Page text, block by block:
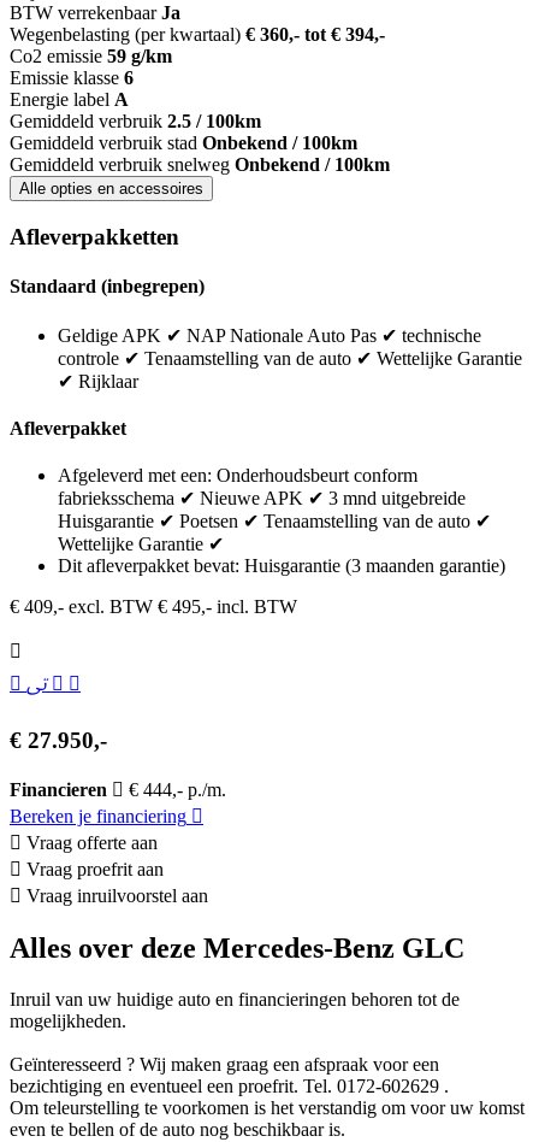
BTW verrekenbaar Ja
Wegenbelasting (per kwartaal) € 360,- tot € 394,-
Co2 emissie 59 g/km
Emissie klasse 6
Energie label A
Gemiddeld verbruik 2.5 / 100km
Gemiddeld verbruik stad Onbekend / 100km
Gemiddeld verbruik snelweg Onbekend / 100km
Alle opties en accessoires
Afleverpakketten
Standaard (inbegrepen)
Geldige APK ✔ NAP Nationale Auto Pas ✔ technische
controle ✔ Tenaamstelling van de auto ✔ Wettelijke Garantie
✔ Rijklaar
Afleverpakket
Afgeleverd met een: Onderhoudsbeurt conform
fabrieksschema ✔ Nieuwe APK ✔ 3 mnd uitgebreide
Huisgarantie ✔ Poetsen ✔ Tenaamstelling van de auto ✔
Wettelijke Garantie ✔
Dit afleverpakket bevat: Huisgarantie (3 maanden garantie)
€ 409,- excl. BTW € 495,- incl. BTW
€ 27.950,-
Financieren
€ 444,- p./m.
Bereken je financiering
Vraag offerte aan
Vraag proefrit aan
Vraag inruilvoorstel aan
Alles over deze Mercedes-Benz GLC
Inruil van uw huidige auto en financieringen behoren tot de
mogelijkheden.
Geïnteresseerd ? Wij maken graag een afspraak voor een
bezichtiging en eventueel een proefrit. Tel. 0172-602629 .
Om teleurstelling te voorkomen is het verstandig om voor uw komst
even te bellen of de auto nog beschikbaar is.